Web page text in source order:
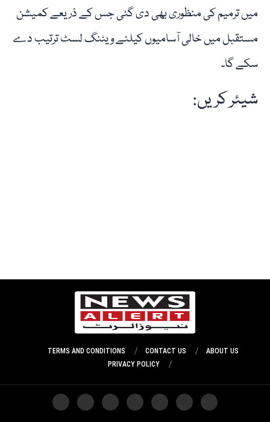
میں ترمیم کی منظوری بھی دی گئی جس کے ذریعے کمیشن
مستقبل میں خالی آسامیوں کیلئے ویٹنگ لسٹ ترتیب دے
سکے گا۔
شیئر کریں:
ABOUT US
CONTACT US
TERMS AND CONDITIONS
PRIVACY POLICY